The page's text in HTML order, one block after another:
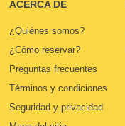
ACERCA DE
¿Quiénes somos?
¿Cómo reservar?
Preguntas frecuentes
Términos y condiciones
Seguridad y privacidad